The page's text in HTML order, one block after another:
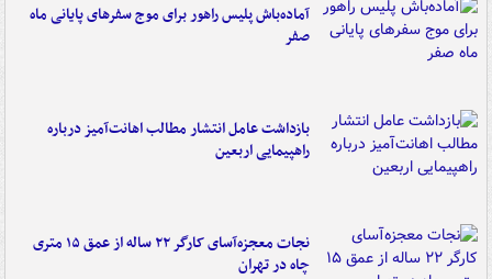
آماده‌باش پلیس راهور برای موج سفرهای پایانی ماه
صفر
بازداشت عامل انتشار مطالب اهانت‌آمیز درباره
راهپیمایی اربعین
نجات معجزه‌آسای کارگر ۲۲ ساله از عمق ۱۵ متری
چاه در تهران